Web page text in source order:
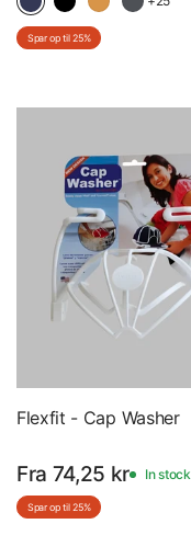
Spar op til 25%
Flexfit - Cap Washer
Fra 74,25 kr In stock
Spar op til 25%